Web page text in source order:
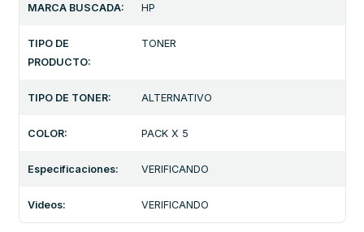
MARCA BUSCADA: HP
TIPO DE
PRODUCTO:
TONER
TIPO DE TONER: ALTERNATIVO
COLOR: PACK X 5
Especificaciones: VERIFICANDO
Videos: VERIFICANDO